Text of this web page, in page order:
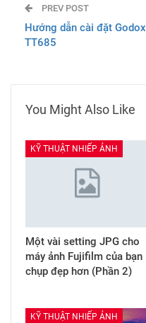
PREV POST
Hướng dẫn cài đặt Godox
TT685
You Might Also Like
KỸ THUẬT NHIẾP ẢNH
Một vài setting JPG cho
máy ảnh Fujifilm của bạn
chụp đẹp hơn (Phần 2)
KỸ THUẬT NHIẾP ẢNH